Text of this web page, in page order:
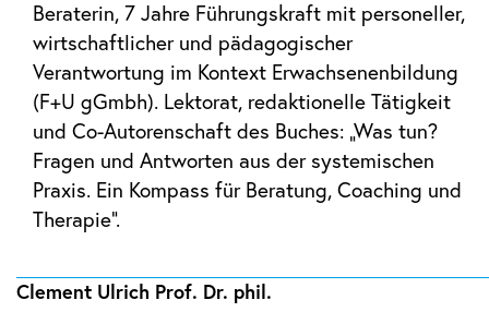
Beraterin, 7 Jahre Führungskraft mit personeller,
wirtschaftlicher und pädagogischer
Verantwortung im Kontext Erwachsenenbildung
(F+U gGmbh). Lektorat, redaktionelle Tätigkeit
und Co-Autorenschaft des Buches: „Was tun?
Fragen und Antworten aus der systemischen
Praxis. Ein Kompass für Beratung, Coaching und
Therapie“.
Clement Ulrich Prof. Dr. phil.